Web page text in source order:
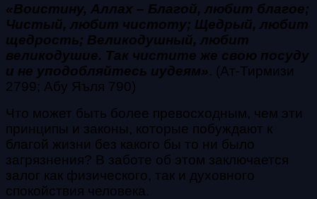
«Воистину, Аллах – Благой, любит благое;
Чистый, любит чистоту; Щедрый, любит
щедрость; Великодушный, любит
великодушие. Так чистите же свою посуду
и не уподобляйтесь иудеям». (Ат-Тирмизи
2799; Абу Яъля 790)
Что может быть более превосходным, чем эти
принципы и законы, которые побуждают к
благой жизни без какого бы то ни было
загрязнения? В заботе об этом заключается
залог как физического, так и духовного
спокойствия человека.